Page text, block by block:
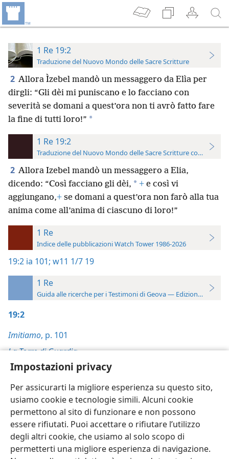
Impostazioni privacy
Per assicurarti la migliore esperienza su questo sito,
usiamo cookie e tecnologie simili. Alcuni cookie
permettono al sito di funzionare e non possono
essere rifiutati. Puoi accettare o rifiutare l’utilizzo
degli altri cookie, che usiamo al solo scopo di
permetterti una migliore esperienza di navigazione.
1 Re 19:2
Traduzione del Nuovo Mondo delle Sacre Scritture
2 Allora Ìzebel mandò un messaggero da Elìa per
dirgli: “Gli dèi mi puniscano e lo facciano con
severità se domani a quest’ora non ti avrò fatto fare
la fine di tutti loro!” *
1 Re 19:2
Traduzione del Nuovo Mondo delle Sacre Scritture con
2 Allora Izebel mandò un messaggero a Elia,
dicendo: “Così facciano gli dèi, * + e così vi
aggiungano,+ se domani a quest’ora non farò alla tua
anima come all’anima di ciascuno di loro!”
1 Re
Indice delle pubblicazioni Watch Tower 1986-2026
19:2 ia 101; w11 1/7 19
1 Re
Guida alle ricerche per i Testimoni di Geova — Edizione 2019
19:2
Imitiamo, p. 101
La Torre di Guardia,
1/7/2011, p. 19
Italiano Impostazioni
Copyright© 2026 Watch Tower Bible and Tract Society of Pennsylvania
Condizioni d’uso Informativa sulla privacy Impostazioni privacy